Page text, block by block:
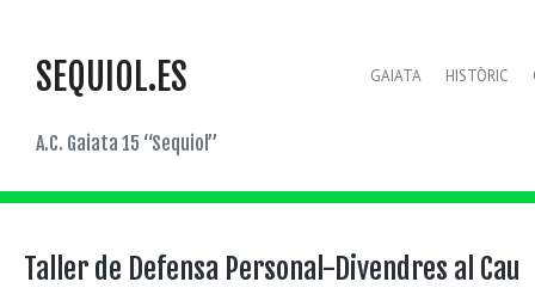
SEQUIOL.ES
A.C. Gaiata 15 “Sequiol”
GAIATA HISTÒRIC
Taller de Defensa Personal-Divendres al Cau